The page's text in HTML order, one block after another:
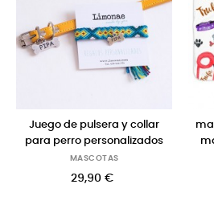
collar
manta personalizada para
mascotas perros o gatos
MASCOTAS